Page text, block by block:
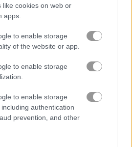
like cookies on web or
apps.
to enable storage
of the website or app.
to enable storage
to enable storage
authentication
prevention, and other